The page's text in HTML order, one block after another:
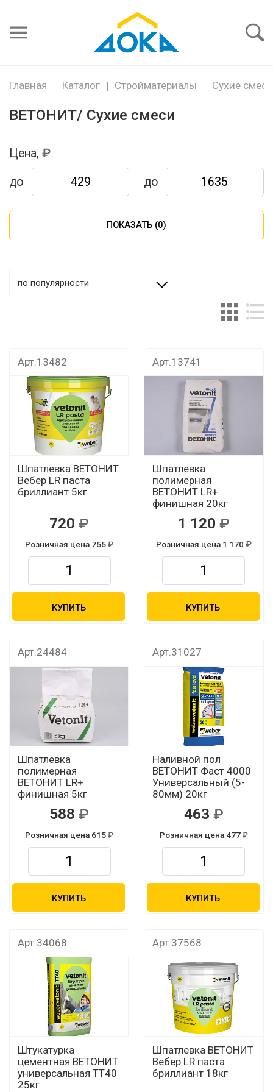
пароль
Главная Каталог Стройматериалы Сухие смеси
ВЕТОНИТ/ Сухие смеси
Цена,
до до
ПОКАЗАТЬ (0)
по популярности
Арт.13482
Шпатлевка ВЕТОНИТ
Вебер LR паста
бриллиант 5кг
720
Розничная цена 755
КУПИТЬ
Арт.13741
Шпатлевка
полимерная
ВЕТОНИТ LR+
финишная 20кг
1 120
Розничная цена 1 170
КУПИТЬ
Арт.24484
Шпатлевка
полимерная
ВЕТОНИТ LR+
финишная 5кг
588
Розничная цена 615
КУПИТЬ
Арт.31027
Наливной пол
ВЕТОНИТ Фаст 4000
Универсальный (5-
80мм) 20кг
463
Розничная цена 477
КУПИТЬ
Арт.34068
Штукатурка
цементная ВЕТОНИТ
универсальная ТТ40
25кг
Арт.37568
Шпатлевка ВЕТОНИТ
Вебер LR паста
бриллиант 18кг